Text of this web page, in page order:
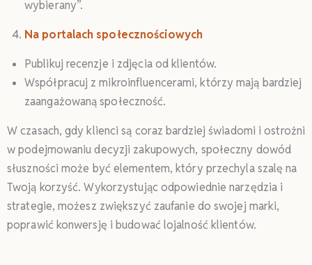
wybierany”.
Na portalach społecznościowych
Publikuj recenzje i zdjęcia od klientów.
Współpracuj z mikroinfluencerami, którzy mają bardziej
zaangażowaną społeczność.
W czasach, gdy klienci są coraz bardziej świadomi i ostrożni
w podejmowaniu decyzji zakupowych, społeczny dowód
słuszności może być elementem, który przechyla szalę na
Twoją korzyść. Wykorzystując odpowiednie narzędzia i
strategie, możesz zwiększyć zaufanie do swojej marki,
poprawić konwersję i budować lojalność klientów.